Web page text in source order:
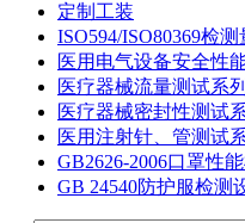
定制工装
ISO594/ISO80369检测
医用电气设备安全性
医疗器械流量测试系列
医疗器械密封性测试
医用注射针、管测试
GB2626-2006口罩性
GB 24540防护服检测